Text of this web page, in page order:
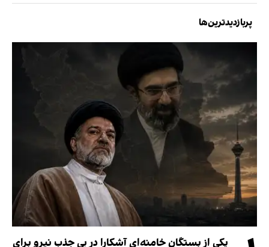
پربازدیدترین‌ها
یکی از بستگان خامنه‌ای آشکارا در پی جذب نیرو برای